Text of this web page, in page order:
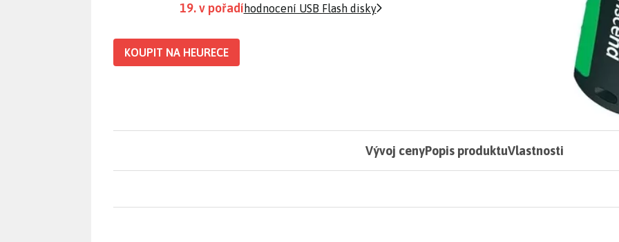
19. v pořadí hodnocení USB Flash disky
KOUPIT NA HEURECE
Vývoj cenyPopis produktuVlastnosti